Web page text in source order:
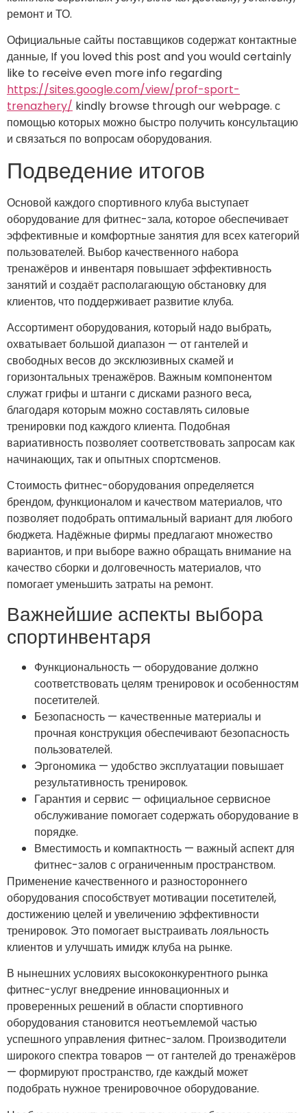
ремонт и ТО.
Официальные сайты поставщиков содержат контактные
данные, If you loved this post and you would certainly
like to receive even more info regarding
https://sites.google.com/view/prof-sport-
trenazhery/ kindly browse through our webpage. с
помощью которых можно быстро получить консультацию
и связаться по вопросам оборудования.
Подведение итогов
Основой каждого спортивного клуба выступает
оборудование для фитнес-зала, которое обеспечивает
эффективные и комфортные занятия для всех категорий
пользователей. Выбор качественного набора
тренажёров и инвентаря повышает эффективность
занятий и создаёт располагающую обстановку для
клиентов, что поддерживает развитие клуба.
Ассортимент оборудования, который надо выбрать,
охватывает большой диапазон — от гантелей и
свободных весов до эксклюзивных скамей и
горизонтальных тренажёров. Важным компонентом
служат грифы и штанги с дисками разного веса,
благодаря которым можно составлять силовые
тренировки под каждого клиента. Подобная
вариативность позволяет соответствовать запросам как
начинающих, так и опытных спортсменов.
Стоимость фитнес-оборудования определяется
брендом, функционалом и качеством материалов, что
позволяет подобрать оптимальный вариант для любого
бюджета. Надёжные фирмы предлагают множество
вариантов, и при выборе важно обращать внимание на
качество сборки и долговечность материалов, что
помогает уменьшить затраты на ремонт.
Важнейшие аспекты выбора
спортинвентаря
Функциональность — оборудование должно
соответствовать целям тренировок и особенностям
посетителей.
Безопасность — качественные материалы и
прочная конструкция обеспечивают безопасность
пользователей.
Эргономика — удобство эксплуатации повышает
результативность тренировок.
Гарантия и сервис — официальное сервисное
обслуживание помогает содержать оборудование в
порядке.
Вместимость и компактность — важный аспект для
фитнес-залов с ограниченным пространством.
Применение качественного и разностороннего
оборудования способствует мотивации посетителей,
достижению целей и увеличению эффективности
тренировок. Это помогает выстраивать лояльность
клиентов и улучшать имидж клуба на рынке.
В нынешних условиях высококонкурентного рынка
фитнес-услуг внедрение инновационных и
проверенных решений в области спортивного
оборудования становится неотъемлемой частью
успешного управления фитнес-залом. Производители
широкого спектра товаров — от гантелей до тренажёров
— формируют пространство, где каждый может
подобрать нужное тренировочное оборудование.